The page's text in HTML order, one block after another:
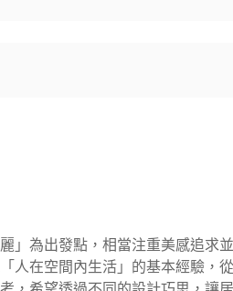
」為出發點，相當注重美感追求
人在空間內生活」的基本經驗，